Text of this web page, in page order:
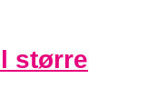
større